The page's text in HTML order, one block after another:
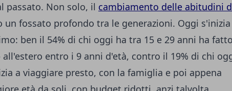
passato. Non solo, il cambiamento delle abitudini
un fossato profondo tra le generazioni. Oggi s'inizia
ben il 54% di chi oggi ha tra 15 e 29 anni ha
entro i 9 anni d'età, contro il 19% di chi
a viaggiare presto, con la famiglia e poi appena